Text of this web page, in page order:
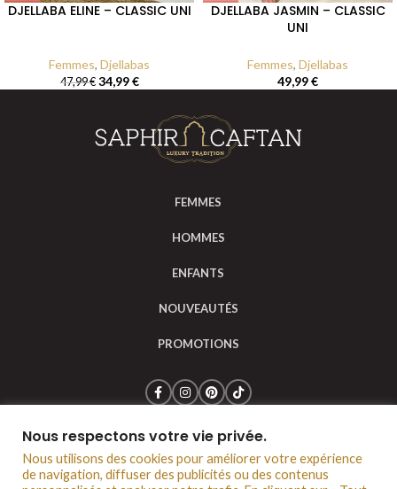
DJELLABA ELINE – CLASSIC UNI
Femmes, Djellabas
47,99€ 34,99€
DJELLABA JASMIN – CLASSIC
UNI
Femmes, Djellabas
49,99€
FEMMES
HOMMES
ENFANTS
NOUVEAUTÉS
PROMOTIONS
Saphir Caftan © 2024 Mentions légales CGV
Politique de confidentialité Notre boutique à Lyon
Nous respectons votre vie privée.
Nous utilisons des cookies pour améliorer votre expérience
de navigation, diffuser des publicités ou des contenus